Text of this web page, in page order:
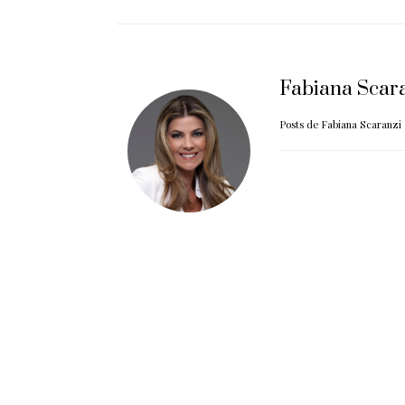
Fabiana
Posts de Fabiana Scaranzi